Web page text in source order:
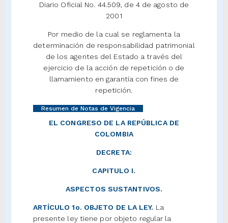
Diario Oficial No. 44.509, de 4 de agosto de
2001
Por medio de la cual se reglamenta la
determinación de responsabilidad patrimonial
de los agentes del Estado a través del
ejercicio de la acción de repetición o de
llamamiento en garantía con fines de
repetición.
Resumen de Notas de Vigencia
EL CONGRESO DE LA REPÚBLICA DE
COLOMBIA
DECRETA:
CAPITULO I.
ASPECTOS SUSTANTIVOS.
ARTÍCULO 1o. OBJETO DE LA LEY. La
presente ley tiene por objeto regular la